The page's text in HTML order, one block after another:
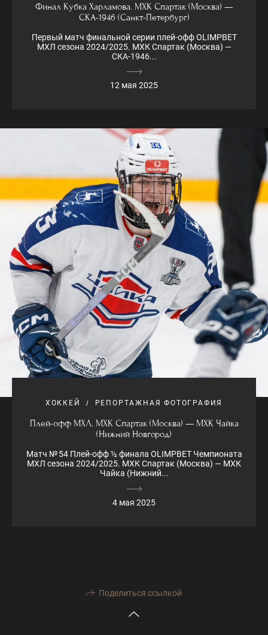
Финал Кубка Харламова. МХК Спартак (Москва) —
СКА-1946 (Санкт-Петербург)
Первый матч финальной серии плей-офф OLIMPBET
МХЛ сезона 2024/2025. МХК Спартак (Москва) —
СКА-1946...
12 мая 2025
ХОККЕЙ РЕПОРТАЖНАЯ ФОТОГРАФИЯ
Плей-офф МХЛ. МХК Спартак (Москва) — МХК Чайка
(Нижний Новгород)
Матч № 54 Плей-офф ½ финала OLIMPBET Чемпионата
МХЛ сезона 2024/2025. МХК Спартак (Москва) — МХК
Чайка (Нижний...
4 мая 2025
Поделиться ссылкой